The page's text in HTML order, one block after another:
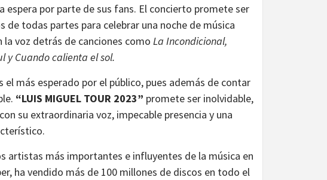
espera por parte de sus fans. El concierto promete ser
de todas partes para celebrar una noche de música
voz detrás de canciones como La Incondicional,
y Cuando calienta el sol.
el más esperado por el público, pues además de contar
“LUIS MIGUEL TOUR 2023” promete ser inolvidable,
su extraordinaria voz, impecable presencia y una
artistas más importantes e influyentes de la música en
ha vendido más de 100 millones de discos en todo el